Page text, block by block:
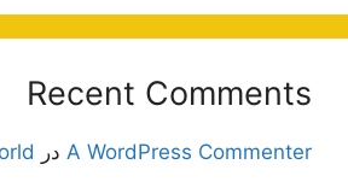
Recent Comments
A WordPress Commenter در